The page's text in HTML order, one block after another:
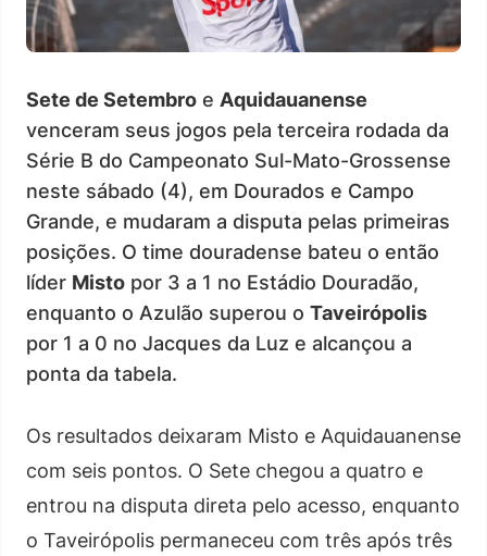
Sete de Setembro e Aquidauanense
venceram seus jogos pela terceira rodada da
Série B do Campeonato Sul-Mato-Grossense
neste sábado (4), em Dourados e Campo
Grande, e mudaram a disputa pelas primeiras
posições. O time douradense bateu o então
líder Misto por 3 a 1 no Estádio Douradão,
enquanto o Azulão superou o Taveirópolis
por 1 a 0 no Jacques da Luz e alcançou a
ponta da tabela.
Os resultados deixaram Misto e Aquidauanense
com seis pontos. O Sete chegou a quatro e
entrou na disputa direta pelo acesso, enquanto
o Taveirópolis permaneceu com três após três